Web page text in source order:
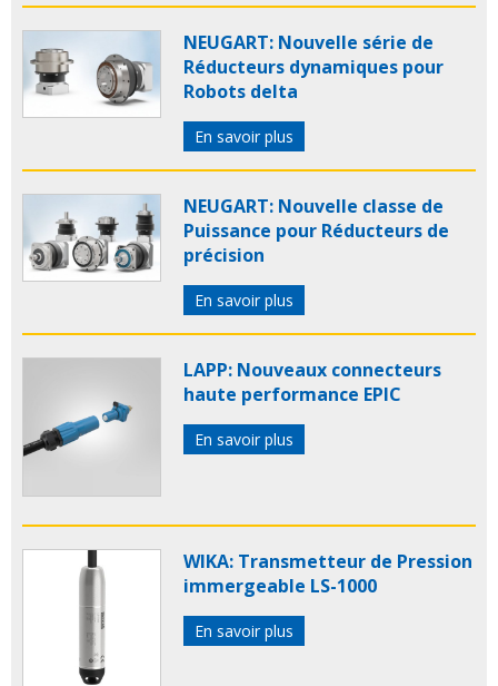
NEUGART: Nouvelle série de
Réducteurs dynamiques pour
Robots delta
En savoir plus
NEUGART: Nouvelle classe de
Puissance pour Réducteurs de
précision
En savoir plus
LAPP: Nouveaux connecteurs
haute performance EPIC
En savoir plus
WIKA: Transmetteur de Pression
immergeable LS-1000
En savoir plus